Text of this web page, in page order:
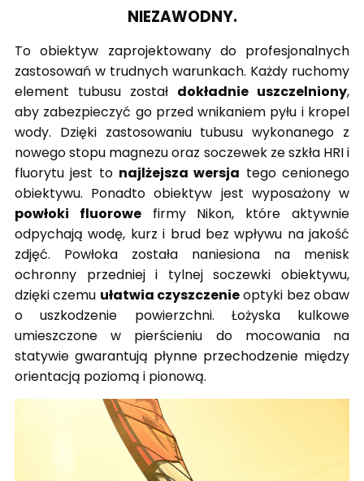
NIEZAWODNY.
To obiektyw zaprojektowany do profesjonalnych
zastosowań w trudnych warunkach. Każdy ruchomy
element tubusu został dokładnie uszczelniony,
aby zabezpieczyć go przed wnikaniem pyłu i kropel
wody. Dzięki zastosowaniu tubusu wykonanego z
nowego stopu magnezu oraz soczewek ze szkła HRI i
fluorytu jest to najlżejsza wersja tego cenionego
obiektywu. Ponadto obiektyw jest wyposażony w
powłoki fluorowefirmy Nikon, które aktywnie
odpychają wodę, kurz i brud bez wpływu na jakość
zdjęć. Powłoka została naniesiona na menisk
ochronny przedniej i tylnej soczewki obiektywu,
dzięki czemu ułatwia czyszczenieoptyki bez obaw
o uszkodzenie powierzchni. Łożyska kulkowe
umieszczone w pierścieniu do mocowania na
statywie gwarantują płynne przechodzenie między
orientacją poziomą i pionową.